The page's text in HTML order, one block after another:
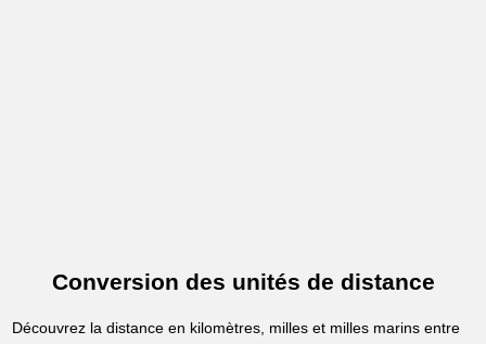
Conversion des unités de distance
Découvrez la distance en kilomètres, milles et milles marins entre